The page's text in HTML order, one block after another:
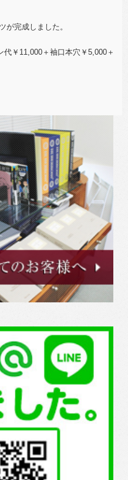
が完成しました。
￥11,000＋袖口本穴￥5,000＋